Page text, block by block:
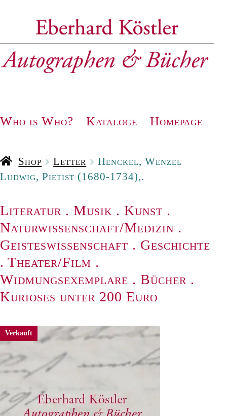
Navigation
Who is Who? Kataloge Homepage
Shop Letter
Henckel, Wenzel
Ludwig, Pietist (1680-1734),.
Literatur . Musik . Kunst .
Naturwissenschaft/Medizin .
Geisteswissenschaft . Geschichte
. Theater/Film .
Widmungsexemplare . Bücher .
Kurioses unter 200 Euro
Verkauft